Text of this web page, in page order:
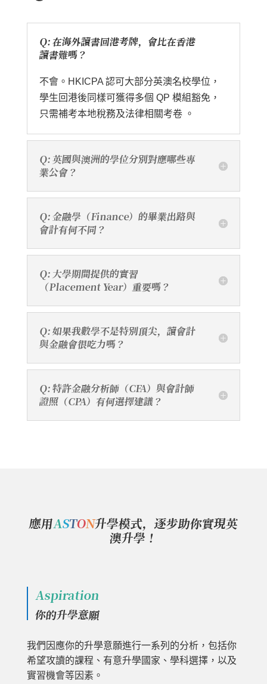
Q: 在海外讀書回港考牌，會比在香港
讀書難嗎？
不會。HKICPA 認可大部分英澳名校學位，
學生回港後同樣可獲得多個 QP 模組豁免，
只需補考本地稅務及法律相關考卷 。
Q: 英國與澳洲的學位分別對應哪些專
業公會？
Q: 金融學（Finance）的畢業出路與
會計有何不同？
Q: 大學期間提供的實習
（Placement Year）重要嗎？
Q: 如果我數學不是特別頂尖，讀會計
與金融會很吃力嗎？
Q: 特許金融分析師（CFA）與會計師
證照（CPA）有何選擇建議？
應用ASTON升學模式，逐步助你實現英
澳升學！
Aspiration
你的升學意願
我們因應你的升學意願進行一系列的分析，包括你
希望攻讀的課程、有意升學國家、學科選擇，以及
實習機會等因素。